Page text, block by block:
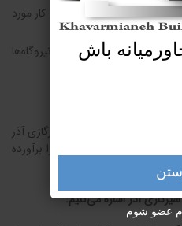
کشی گاز ساختمان و محل کار مورد
مختلف مانند پتروشیمی، نیروگاه‌ها
گازرسانی شما
و با قیمت مناسب هستید، شیرگازی آذر
و مدل، نیاز هر مصرفی را برآورده
آذر اشاره می‌کنیم:
باش
عضو شوم